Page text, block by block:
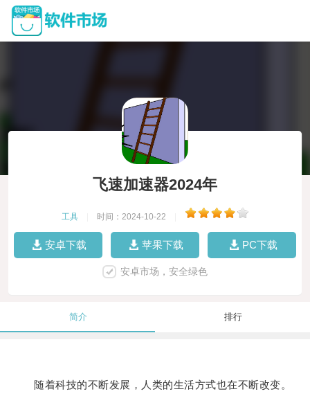
飞速加速器2024年
工具 时间：2024-10-22
安卓下载 苹果下载 PC下载
安卓市场，安全绿色
简介 排行
随着科技的不断发展，人类的生活方式也在不断改变。